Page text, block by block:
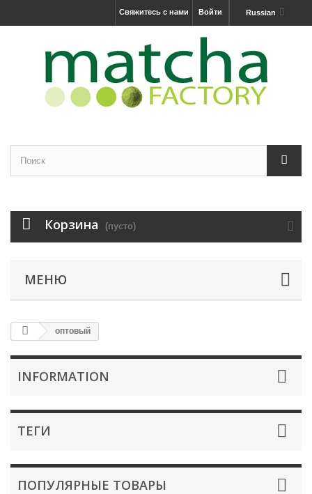
Russian
Войти
Свяжитесь с нами
Корзина (пусто)
МЕНЮ
оптовый
INFORMATION
ТЕГИ
ПОПУЛЯРНЫЕ ТОВАРЫ